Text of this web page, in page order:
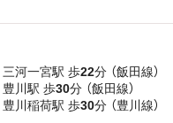
三河一宮駅 歩22分 （飯田線）
豊川駅 歩30分 （飯田線）
豊川稲荷駅 歩30分 （豊川線）